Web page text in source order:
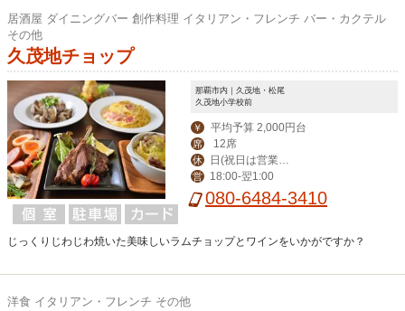
居酒屋 ダイニングバー 創作料理 イタリアン・フレンチ バー・カクテル
その他
久茂地チョップ
那覇市内｜久茂地・松尾
久茂地小学校前
￥ 平均予算 2,000円台
席 12席
休
月曜振替休)
営 18:00‐翌1:00
080-6484-3410
じっくりじわじわ焼いた美味しいラムチョップとワインをいかがですか？
洋食 イタリアン・フレンチ その他